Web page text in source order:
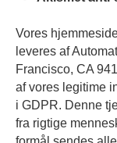
Vores
leveres af
Francisco, CA
af vores legitime
i GDPR. Denne
fra rigtige